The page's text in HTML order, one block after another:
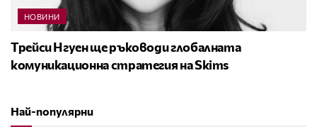
НОВИНИ
Трейси Нгуен ще ръководи глобалната
комуникационна стратегия на Skims
Най-популярни